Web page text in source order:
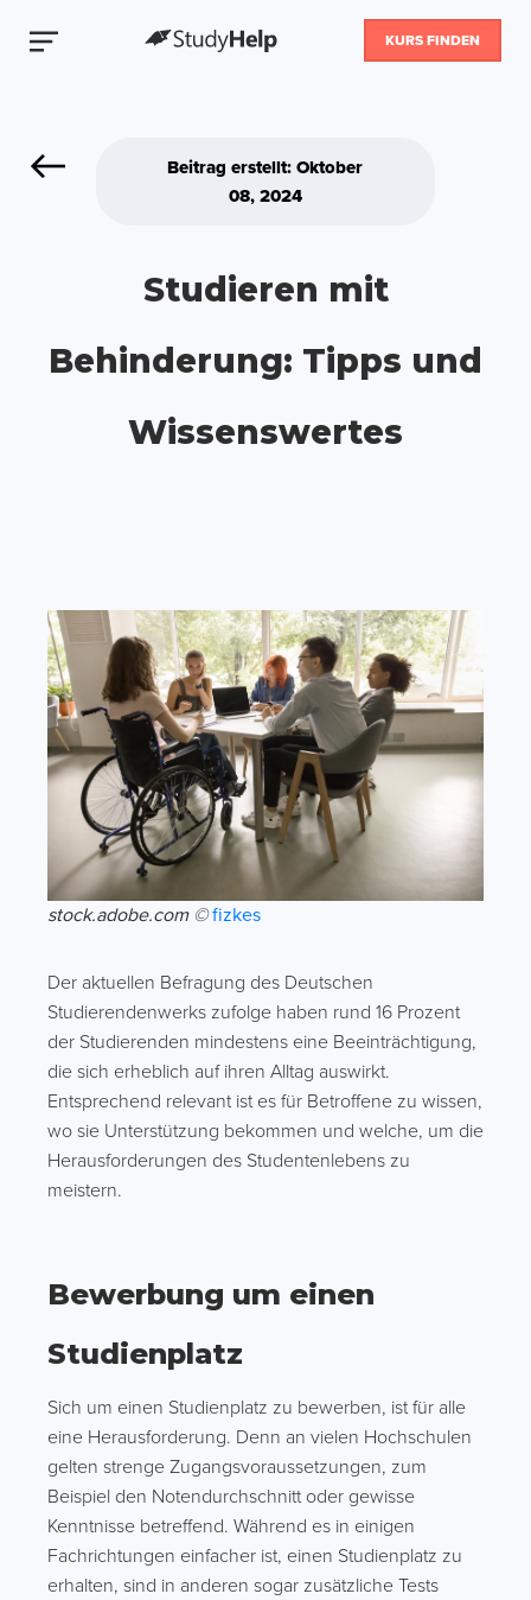
KURS FINDEN
Beitrag erstellt: Oktober
08, 2024
Studieren mit
Behinderung: Tipps und
Wissenswertes
stock.adobe.com © fizkes
Der aktuellen Befragung des Deutschen
Studierendenwerks zufolge haben rund 16 Prozent
der Studierenden mindestens eine Beeinträchtigung,
die sich erheblich auf ihren Alltag auswirkt.
Entsprechend relevant ist es für Betroffene zu wissen,
wo sie Unterstützung bekommen und welche, um die
Herausforderungen des Studentenlebens zu
meistern.
Bewerbung um einen
Studienplatz
Sich um einen Studienplatz zu bewerben, ist für alle
eine Herausforderung. Denn an vielen Hochschulen
gelten strenge Zugangsvoraussetzungen, zum
Beispiel den Notendurchschnitt oder gewisse
Kenntnisse betreffend. Während es in einigen
Fachrichtungen einfacher ist, einen Studienplatz zu
erhalten, sind in anderen sogar zusätzliche Tests